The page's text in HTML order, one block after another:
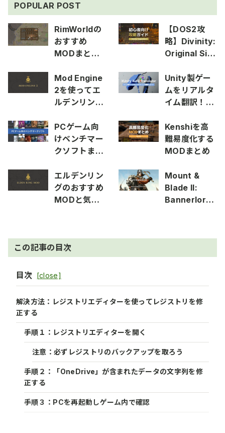
POPULAR POST
RimWorldの
おすすめ
MODまとめ
【DOS2攻
略】Divinity:
Original Sin
け攻略ガイド
Mod Engine
2を使ってエ
ルデンリング
入する方法
Unity製ゲー
ムをリアルタ
イム翻訳！
Translator
の使い方
PCゲーム向
けベンチマー
クソフトまと
Kenshiを高
難易度化する
MODまとめ
エルデンリン
グのおすすめ
MODと気に
Mount &
Blade II:
Bannerlord
この記事の目次
目次
解決方法：レジストリエディターを使ってレジストリを修
正する
手順１：レジストリエディターを開く
注意：必ずレジストリのバックアップを取ろう
手順２：「OneDrive」が含まれたデータの文字列を修
正する
手順３：PCを再起動しゲーム内で確認